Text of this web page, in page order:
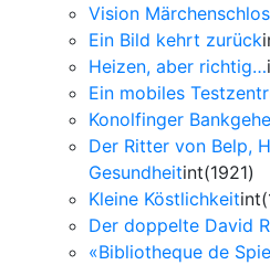
Vision
Ein Bild kehrt zurück
Heizen, aber richtig…
Ein mobiles
Konolfinger
Der Ritter von Belp,
Gesundheitint(1921)
Kleine Köstlichkeit
Der doppelte David
«Bibliotheque de